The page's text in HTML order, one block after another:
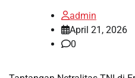
admin
April 21, 2026
0